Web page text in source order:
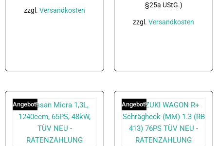
zzgl. Versandkosten
§25a UStG.)
zzgl. Versandkosten
Angebot! Angebot!